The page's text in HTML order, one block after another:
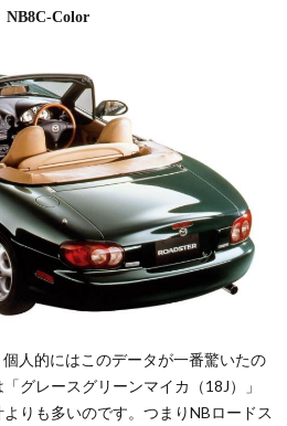
Color
人的にはこのデータが一番驚いたの
グレースグリーンマイカ（18J）」
りも多いのです。つまりNBロードス